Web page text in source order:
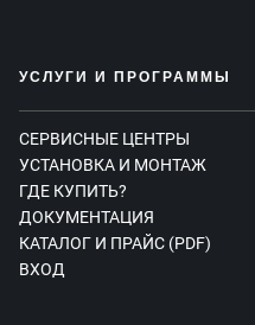
УСЛУГИ И ПРОГРАММЫ
СЕРВИСНЫЕ ЦЕНТРЫ
УСТАНОВКА И МОНТАЖ
ГДЕ КУПИТЬ?
ДОКУМЕНТАЦИЯ
КАТАЛОГ И ПРАЙС (PDF)
ВХОД